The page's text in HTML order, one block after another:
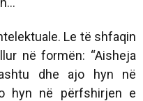
Le të shfaqin
në formën: “Aisheja
dhe ajo hyn në
hyn në përfshirjen e